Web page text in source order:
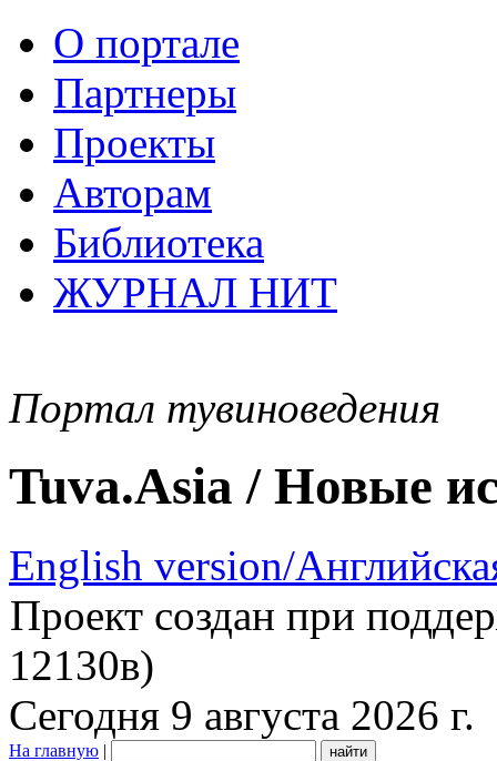
О портале
Партнеры
Проекты
Авторам
Библиотека
ЖУРНАЛ НИТ
Портал тувиноведения
Tuva.Asia / Новые
English version/
Проект создан при
12130в)
Сегодня 9 августа 2026 г.
На главную |